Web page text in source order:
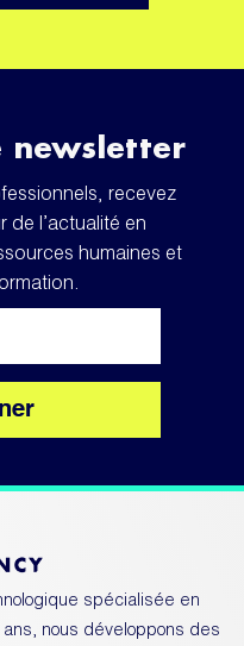
newsletter
recevez
de l’actualité en
humaines et
spécialisée en
nous développons des